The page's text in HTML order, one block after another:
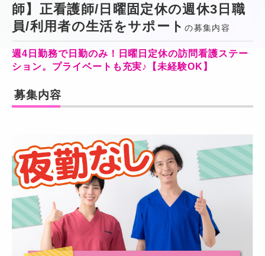
師】正看護師/日曜固定休の週休3日職
員/利用者の生活をサポートの募集内容
週4日勤務で日勤のみ！日曜日定休の訪問看護ステー
ション。プライベートも充実♪【未経験OK】
募集内容